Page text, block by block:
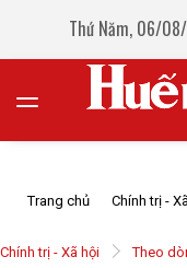
Thứ Năm, 06/
Trang chủ Chính trị -
Chính trị - Xã hội Theo